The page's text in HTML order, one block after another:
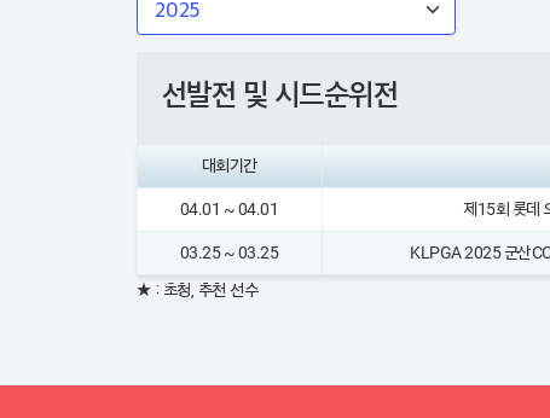
선발전 및 시드순위전
대회기간
04.01 ~ 04.01 제15회 롯데
03.25 ~ 03.25 KLPGA 2025 군산
★ : 초청, 추천 선수